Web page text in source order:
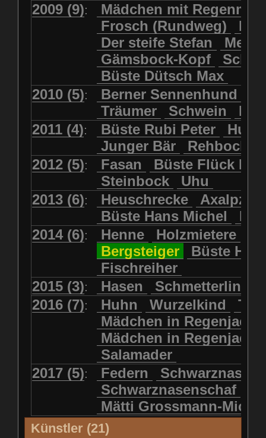
2009 (9):
Mädchen mit
Frosch (Rundweg)
Der steife Stefan
Gämsbock-Kopf
Büste Dütsch Max
2010 (5): Berner Sennenhund
Träumer
Schwein
2011 (4): Büste Rubi Peter
Junger Bär
2012 (5): Fasan
Büste Flück
Steinbock
Uhu
2013 (6): Heuschrecke
Büste Hans Michel
2014 (6): Henne Holzmietere
Bergsteiger
Büste HP
Fischreiher
2015 (3): Hasen Schmetterlinge
2016 (7): Huhn Wurzelkind
Mädchen in
Mädchen in Regenjacke
Salamader
2017 (5): Federn
Schwarznasenschaf
Mätti Grossmann-
Künstler (21)